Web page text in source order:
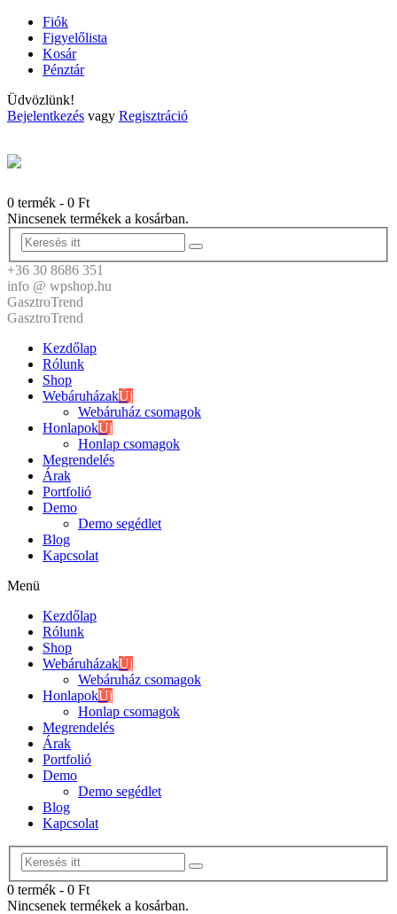
Fiók
Figyelőlista
Kosár
Pénztár
Üdvözlünk!
Bejelentkezés vagy Regisztráció
0 termék - 0 Ft
Nincsenek termékek a kosárban.
+36 30 8686 351
info @ wpshop.hu
GasztroTrend
GasztroTrend
Kezdőlap
Rólunk
Shop
WebáruházakÚj
Webáruház csomagok
HonlapokÚj
Honlap csomagok
Megrendelés
Árak
Portfolió
Demo
Demo segédlet
Blog
Kapcsolat
Menü
Kezdőlap
Rólunk
Shop
WebáruházakÚj
Webáruház csomagok
HonlapokÚj
Honlap csomagok
Megrendelés
Árak
Portfolió
Demo
Demo segédlet
Blog
Kapcsolat
0 termék - 0 Ft
Nincsenek termékek a kosárban.